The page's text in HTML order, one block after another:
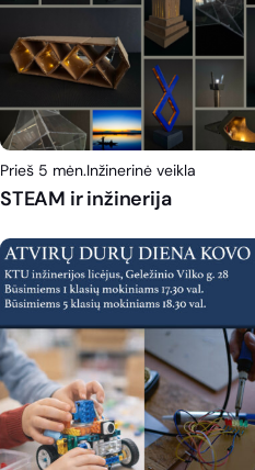
Prieš 5 mėn.Inžinerinė veikla
STEAM ir inžinerija